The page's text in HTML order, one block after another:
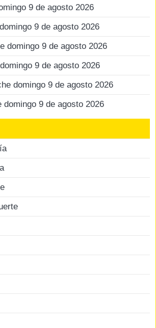
9 de agosto 2026
9 de agosto 2026
domingo 9 de agosto 2026
9 de agosto 2026
domingo 9 de agosto 2026
domingo 9 de agosto 2026